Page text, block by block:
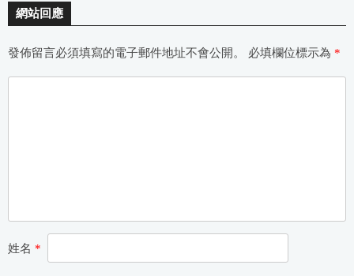
網站回應
發佈留言必須填寫的電子郵件地址不會公開。 必填欄位標示為 *
姓名 *